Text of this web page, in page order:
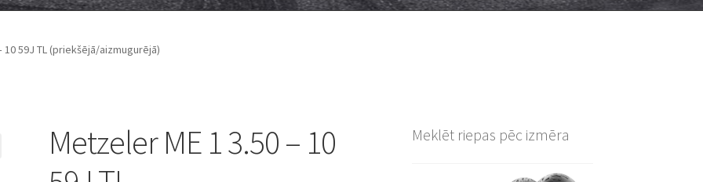
10 59J TL (priekšējā/aizmugurējā)
Metzeler ME 1 3.50 – 10
Meklēt riepas pēc izmēra